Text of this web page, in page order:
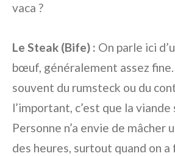
vaca ?
Le Steak (Bife) : On parle ici
bœuf, généralement assez
souvent du rumsteck ou du
l’important, c’est que la
Personne n’a envie de mâcher
des heures, surtout quand on